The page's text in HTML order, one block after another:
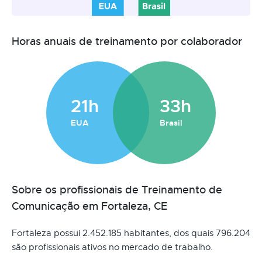
Horas anuais de treinamento por colaborador
21h
EUA
33h
Brasil
Sobre os profissionais de Treinamento de
Comunicação em Fortaleza, CE
Fortaleza possui 2.452.185 habitantes, dos quais 796.204
são profissionais ativos no mercado de trabalho.